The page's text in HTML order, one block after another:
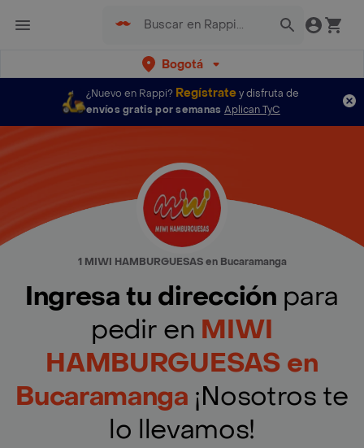
Bogotá
¿Nuevo en Rappi? Regístratey disfruta de
envíos gratis por semanas Aplican TyC
1 MIWI HAMBURGUESAS en Bucaramanga
Ingresa tu dirección para
pedir en MIWI
HAMBURGUESAS en
Bucaramanga ¡Nosotros te
lo llevamos!